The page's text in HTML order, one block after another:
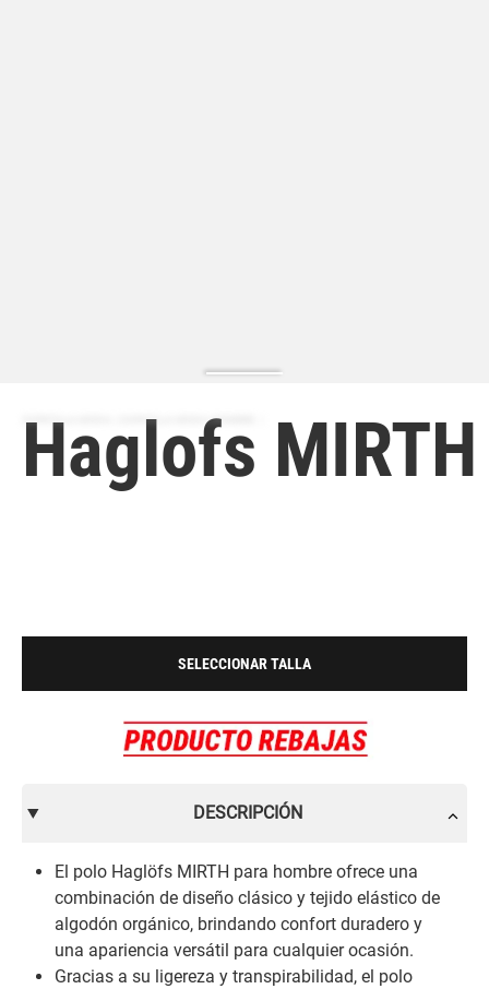
ZAPATILLA MODA | ZAPATILLA MODA HOMBRE
Haglofs MIRTH
SELECCIONAR TALLA
DESCRIPCIÓN
El polo Haglöfs MIRTH para hombre ofrece una
combinación de diseño clásico y tejido elástico de
algodón orgánico, brindando confort duradero y
una apariencia versátil para cualquier ocasión.
Gracias a su ligereza y transpirabilidad, el polo